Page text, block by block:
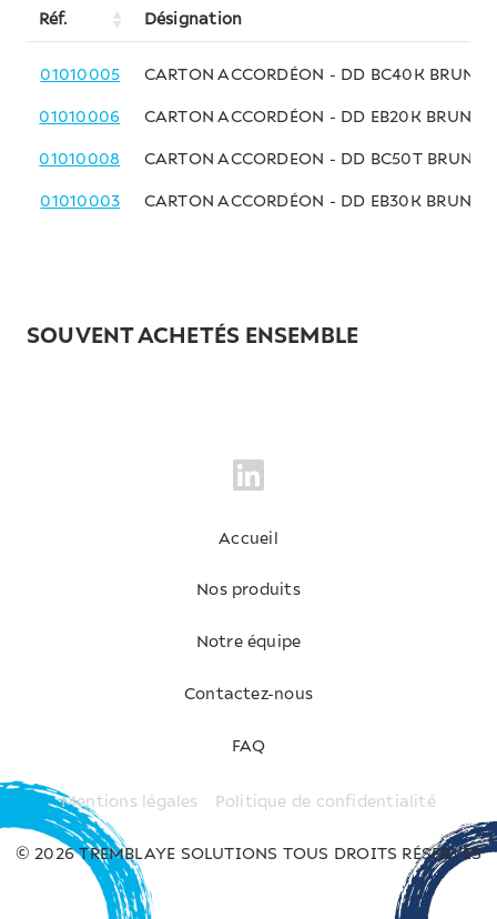
Réf. Désignation
01010005 CARTON ACCORDÉON - DD BC40K BRUN -
01010006 CARTON ACCORDÉON - DD EB20K BRUN -
01010008 CARTON ACCORDEON - DD BC50T BRUN
01010003 CARTON ACCORDÉON - DD EB30K BRUN -
SOUVENT ACHETÉS ENSEMBLE
Accueil
Nos produits
Notre équipe
Contactez-nous
FAQ
Mentions légales Politique de confidentialité
© 2026 TREMBLAYE SOLUTIONS TOUS DROITS RÉSERVÉS